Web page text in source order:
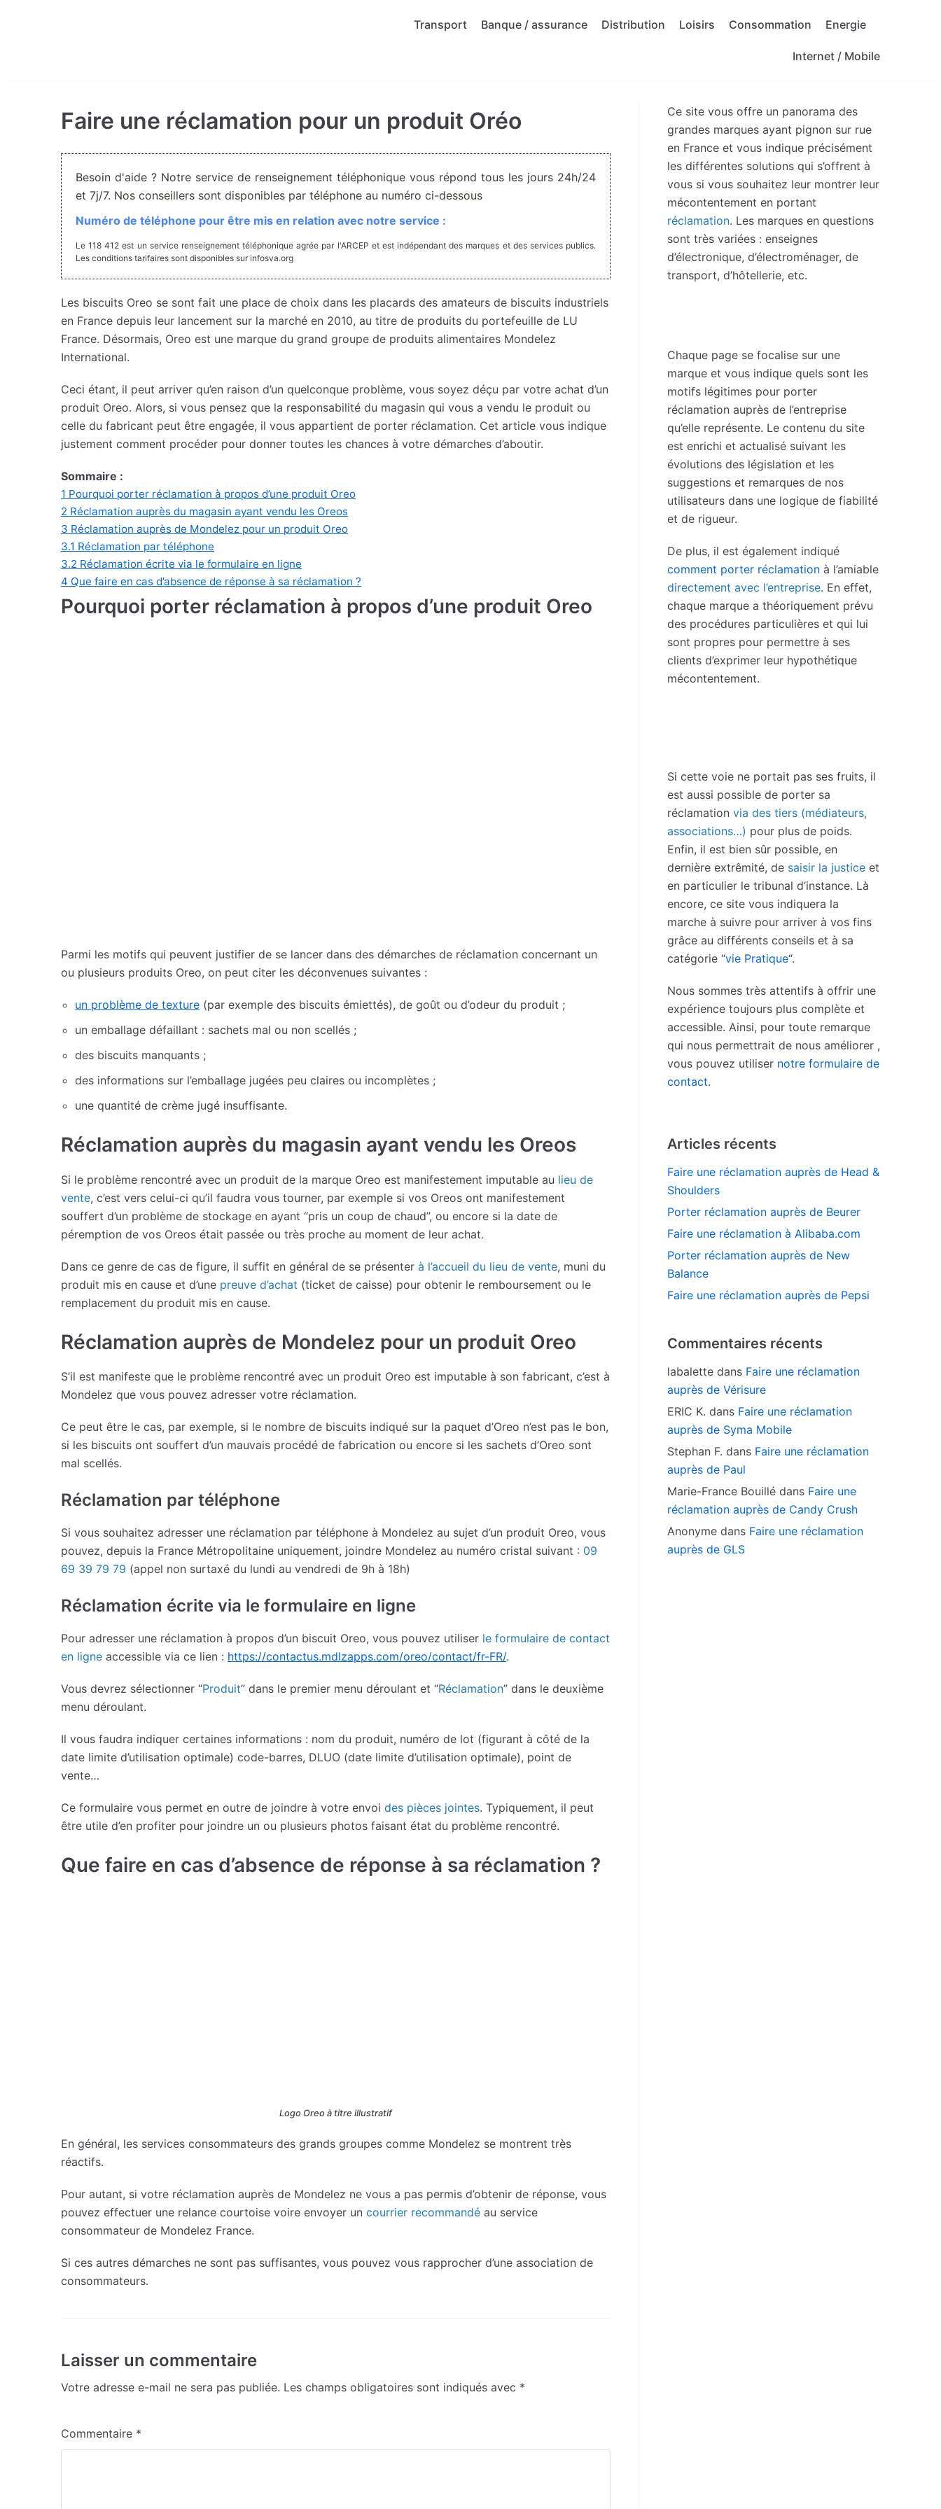
Transport Banque / assurance Distribution Loisirs Consommation Energie
Internet / Mobile
Faire une réclamation pour un produit Oréo
Besoin d'aide ? Notre service de renseignement téléphonique vous répond tous les jours 24h/24
et 7j/7. Nos conseillers sont disponibles par téléphone au numéro ci-dessous
Numéro de téléphone pour être mis en relation avec notre service :
Le 118 412 est un service renseignement téléphonique agrée par l'ARCEP et est indépendant des marques et des services publics.
Les conditions tarifaires sont disponibles sur infosva.org
Les biscuits Oreo se sont fait une place de choix dans les placards des amateurs de biscuits industriels
en France depuis leur lancement sur la marché en 2010, au titre de produits du portefeuille de LU
France. Désormais, Oreo est une marque du grand groupe de produits alimentaires Mondelez
International.
Ceci étant, il peut arriver qu’en raison d’un quelconque problème, vous soyez déçu par votre achat d’un
produit Oreo. Alors, si vous pensez que la responsabilité du magasin qui vous a vendu le produit ou
celle du fabricant peut être engagée, il vous appartient de porter réclamation. Cet article vous indique
justement comment procéder pour donner toutes les chances à votre démarches d’aboutir.
Sommaire :
1 Pourquoi porter réclamation à propos d’une produit Oreo
2 Réclamation auprès du magasin ayant vendu les Oreos
3 Réclamation auprès de Mondelez pour un produit Oreo
3.1 Réclamation par téléphone
3.2 Réclamation écrite via le formulaire en ligne
4 Que faire en cas d’absence de réponse à sa réclamation ?
Pourquoi porter réclamation à propos d’une produit Oreo
Parmi les motifs qui peuvent justifier de se lancer dans des démarches de réclamation concernant un
ou plusieurs produits Oreo, on peut citer les déconvenues suivantes :
un problème de texture (par exemple des biscuits émiettés), de goût ou d’odeur du produit ;
un emballage défaillant : sachets mal ou non scellés ;
des biscuits manquants ;
des informations sur l’emballage jugées peu claires ou incomplètes ;
une quantité de crème jugé insuffisante.
Réclamation auprès du magasin ayant vendu les Oreos
Si le problème rencontré avec un produit de la marque Oreo est manifestement imputable au lieu de
vente, c’est vers celui-ci qu’il faudra vous tourner, par exemple si vos Oreos ont manifestement
souffert d’un problème de stockage en ayant “pris un coup de chaud”, ou encore si la date de
péremption de vos Oreos était passée ou très proche au moment de leur achat.
Dans ce genre de cas de figure, il suffit en général de se présenter à l’accueil du lieu de vente, muni du
produit mis en cause et d’une preuve d’achat (ticket de caisse) pour obtenir le remboursement ou le
remplacement du produit mis en cause.
Réclamation auprès de Mondelez pour un produit Oreo
S’il est manifeste que le problème rencontré avec un produit Oreo est imputable à son fabricant, c’est à
Mondelez que vous pouvez adresser votre réclamation.
Ce peut être le cas, par exemple, si le nombre de biscuits indiqué sur la paquet d’Oreo n’est pas le bon,
si les biscuits ont souffert d’un mauvais procédé de fabrication ou encore si les sachets d’Oreo sont
mal scellés.
Réclamation par téléphone
Si vous souhaitez adresser une réclamation par téléphone à Mondelez au sujet d’un produit Oreo, vous
pouvez, depuis la France Métropolitaine uniquement, joindre Mondelez au numéro cristal suivant : 09
69 39 79 79 (appel non surtaxé du lundi au vendredi de 9h à 18h)
Réclamation écrite via le formulaire en ligne
Pour adresser une réclamation à propos d’un biscuit Oreo, vous pouvez utiliser le formulaire de contact
en ligne accessible via ce lien : https://contactus.mdlzapps.com/oreo/contact/fr-FR/.
Vous devrez sélectionner “Produit” dans le premier menu déroulant et “Réclamation” dans le deuxième
menu déroulant.
Il vous faudra indiquer certaines informations : nom du produit, numéro de lot (figurant à côté de la
date limite d’utilisation optimale) code-barres, DLUO (date limite d’utilisation optimale), point de
vente…
Ce formulaire vous permet en outre de joindre à votre envoi des pièces jointes. Typiquement, il peut
être utile d’en profiter pour joindre un ou plusieurs photos faisant état du problème rencontré.
Que faire en cas d’absence de réponse à sa réclamation ?
Logo Oreo à titre illustratif
En général, les services consommateurs des grands groupes comme Mondelez se montrent très
réactifs.
Pour autant, si votre réclamation auprès de Mondelez ne vous a pas permis d’obtenir de réponse, vous
pouvez effectuer une relance courtoise voire envoyer un courrier recommandé au service
consommateur de Mondelez France.
Si ces autres démarches ne sont pas suffisantes, vous pouvez vous rapprocher d’une association de
consommateurs.
Laisser un commentaire
Votre adresse e-mail ne sera pas publiée. Les champs obligatoires sont indiqués avec *
Commentaire *
Ce site vous offre un panorama des
grandes marques ayant pignon sur rue
en France et vous indique précisément
les différentes solutions qui s’offrent à
vous si vous souhaitez leur montrer leur
mécontentement en portant
réclamation. Les marques en questions
sont très variées : enseignes
d’électronique, d’électroménager, de
transport, d’hôtellerie, etc.
Chaque page se focalise sur une
marque et vous indique quels sont les
motifs légitimes pour porter
réclamation auprès de l’entreprise
qu’elle représente. Le contenu du site
est enrichi et actualisé suivant les
évolutions des législation et les
suggestions et remarques de nos
utilisateurs dans une logique de fiabilité
et de rigueur.
De plus, il est également indiqué
comment porter réclamation à l’amiable
directement avec l’entreprise. En effet,
chaque marque a théoriquement prévu
des procédures particulières et qui lui
sont propres pour permettre à ses
clients d’exprimer leur hypothétique
mécontentement.
Si cette voie ne portait pas ses fruits, il
est aussi possible de porter sa
réclamation via des tiers (médiateurs,
associations…) pour plus de poids.
Enfin, il est bien sûr possible, en
dernière extrêmité, de saisir la justice et
en particulier le tribunal d’instance. Là
encore, ce site vous indiquera la
marche à suivre pour arriver à vos fins
grâce au différents conseils et à sa
catégorie “vie Pratique“.
Nous sommes très attentifs à offrir une
expérience toujours plus complète et
accessible. Ainsi, pour toute remarque
qui nous permettrait de nous améliorer ,
vous pouvez utiliser notre formulaire de
contact.
Articles récents
Faire une réclamation auprès de Head &
Shoulders
Porter réclamation auprès de Beurer
Faire une réclamation à Alibaba.com
Porter réclamation auprès de New
Balance
Faire une réclamation auprès de Pepsi
Commentaires récents
labalette dans Faire une réclamation
auprès de Vérisure
ERIC K. dans Faire une réclamation
auprès de Syma Mobile
Stephan F. dans Faire une réclamation
auprès de Paul
Marie-France Bouillé dans Faire une
réclamation auprès de Candy Crush
Anonyme dans Faire une réclamation
auprès de GLS